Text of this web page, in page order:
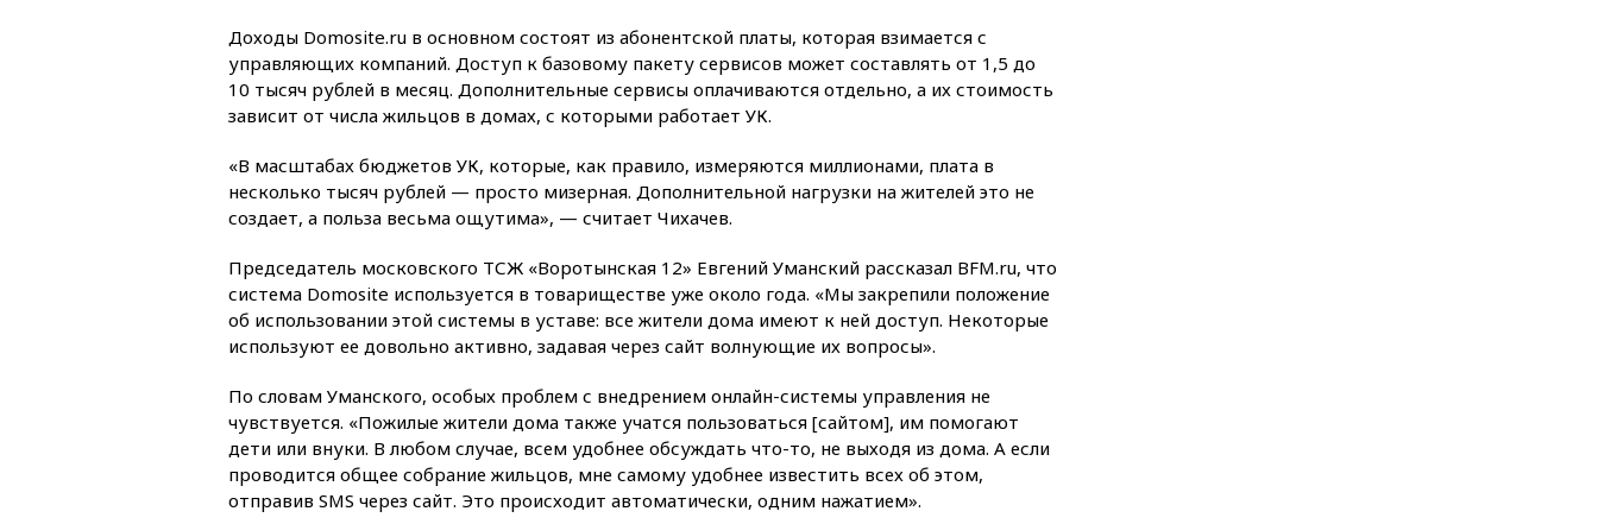
попытке попасть в Россию
вчера, 22:28Бессент
вчера, 22:15 Три человека
получили ножевые ранения
вчера, 22:00 Путин поручил
выделить средства на новые
РЛС для Белгородской
области
отказал Украине в
использовании Starlink для
атак вглубь РФ
вчера, 21:35 После пожара на
складе в Брянске возбудили
уголовное дело
Доходы Domosite.ru в основном состоят из абонентской платы, которая взимается с
управляющих компаний. Доступ к базовому пакету сервисов может составлять от 1,5 до
10 тысяч рублей в месяц. Дополнительные сервисы оплачиваются отдельно, а их стоимость
зависит от числа жильцов в домах, с которыми работает УК.
«В масштабах бюджетов УК, которые, как правило, измеряются миллионами, плата в
несколько тысяч рублей — просто мизерная. Дополнительной нагрузки на жителей это не
создает, а польза весьма ощутима», — считает Чихачев.
Председатель московского ТСЖ «Воротынская 12» Евгений Уманский рассказал BFM.ru, что
система Domosite используется в товариществе уже около года. «Мы закрепили положение
об использовании этой системы в уставе: все жители дома имеют к ней доступ. Некоторые
используют ее довольно активно, задавая через сайт волнующие их вопросы».
По словам Уманского, особых проблем с внедрением онлайн-системы управления не
чувствуется. «Пожилые жители дома также учатся пользоваться [сайтом], им помогают
дети или внуки. В любом случае, всем удобнее обсуждать что-то, не выходя из дома. А если
проводится общее собрание жильцов, мне самому удобнее известить всех об этом,
отправив SMS через сайт. Это происходит автоматически, одним нажатием».